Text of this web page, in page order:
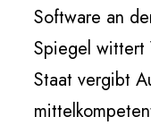
Software an
Spiegel
Staat vergibt